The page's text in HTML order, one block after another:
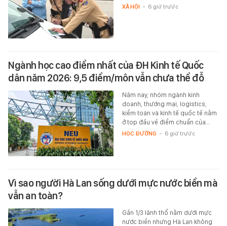
XÃ HỘI - 6 giờ trước
Ngành học cao điểm nhất của ĐH Kinh tế Quốc
dân năm 2026: 9,5 điểm/môn vẫn chưa thể đỗ
Năm nay, nhóm ngành kinh
doanh, thương mại, logistics,
kiểm toán và kinh tế quốc tế nằm
ở top đầu về điểm chuẩn của…
HỌC ĐƯỜNG - 6 giờ trước
Vì sao người Hà Lan sống dưới mực nước biển mà
vẫn an toàn?
Gần 1/3 lãnh thổ nằm dưới mực
nước biển nhưng Hà Lan không